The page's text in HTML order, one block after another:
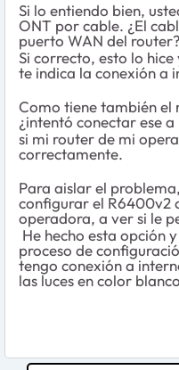
Si lo entiendo bien,
ONT por cable. ¿El
puerto WAN del router?
Si correcto, esto lo
te indica la conexión a
Como tiene también
¿intentó conectar ese
si mi router de mi
correctamente.
Para aislar el
configurar el R6400v2
operadora, a ver si le
He hecho esta opción
proceso de
tengo conexión a
las luces en color blanco